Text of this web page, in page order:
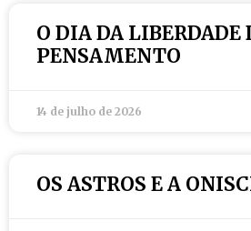
O DIA DA LIBERDADE
PENSAMENTO
14 de julho de 2026
OS ASTROS E A